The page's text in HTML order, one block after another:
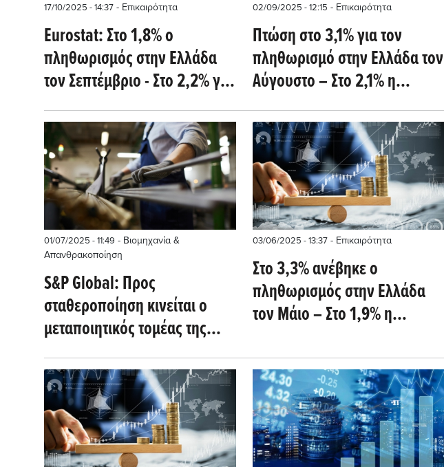
17/10/2025 - 14:37 - Επικαιρότητα
Eurostat: Στο 1,8% ο
πληθωρισμός στην Ελλάδα
τον Σεπτέμβριο - Στο 2,2% για
την Ευρωζώνη
02/09/2025 - 12:15 - Επικαιρότητα
Πτώση στο 3,1% για τον
πληθωρισμό στην Ελλάδα τον
Αύγουστο – Στο 2,1% η
Ευρωζώνη
01/07/2025 - 11:49 - Βιομηχανία &
Απανθρακοποίηση
S&P Global: Προς
σταθεροποίηση κινείται ο
μεταποιητικός τομέας της
Ευρωζώνης
03/06/2025 - 13:37 - Επικαιρότητα
Στο 3,3% ανέβηκε ο
πληθωρισμός στην Ελλάδα
τον Μάιο – Στο 1,9% η